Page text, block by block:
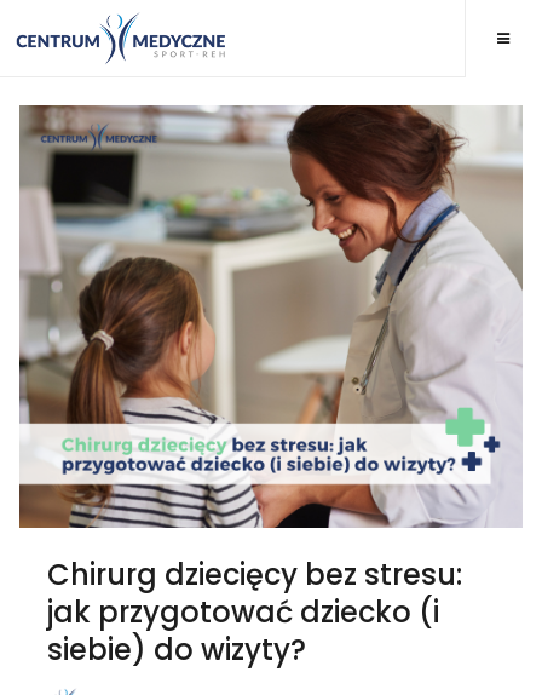
Chirurg dziecięcy bez stresu:
jak przygotować dziecko (i
siebie) do wizyty?